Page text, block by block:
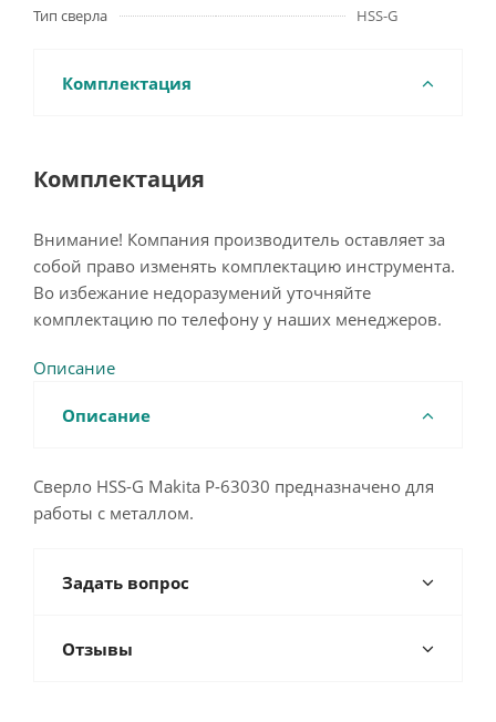
Тип сверла
HSS-G
Комплектация
Комплектация
Внимание! Компания производитель оставляет за
собой право изменять комплектацию инструмента.
Во избежание недоразумений уточняйте
комплектацию по телефону у наших менеджеров.
Описание
Описание
Сверло HSS-G Makita P-63030 предназначено для
работы с металлом.
Задать вопрос
Отзывы